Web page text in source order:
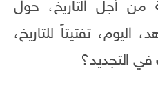
أجل التاريخ، حول
اليوم، تفتيتاً للتاريخ،
في التجديد؟